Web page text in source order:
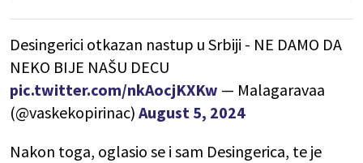
Desingerici otkazan nastup u Srbiji - NE DAMO DA
NEKO BIJE NAŠU DECU
pic.twitter.com/nkAocjKXKw — Malagaravaa
(@vaskekopirinac) August 5, 2024
Nakon toga, oglasio se i sam Desingerica, te je